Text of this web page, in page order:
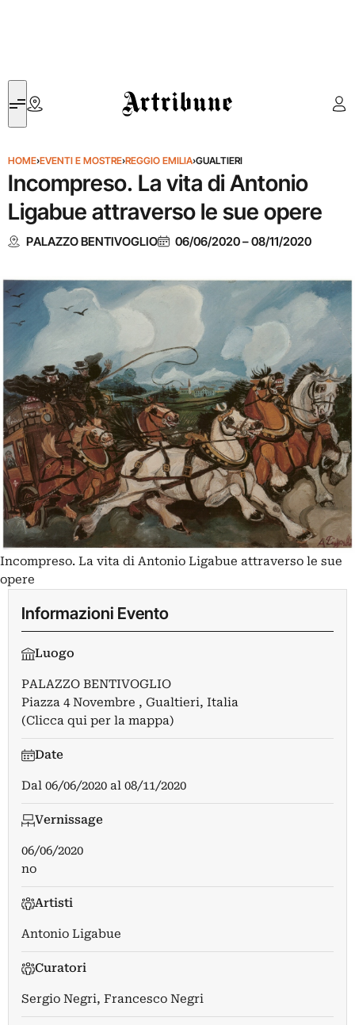
Artribune
HOME›EVENTI E MOSTRE›REGGIO EMILIA›GUALTIERI
Incompreso. La vita di Antonio
Ligabue attraverso le sue opere
PALAZZO BENTIVOGLIO 06/06/2020–08/11/2020
Incompreso. La vita di Antonio Ligabue attraverso le sue
opere
Informazioni Evento
Luogo
PALAZZO BENTIVOGLIO
Piazza 4 Novembre , Gualtieri, Italia
(Clicca qui per la mappa)
Date
Dal 06/06/2020 al 08/11/2020
Vernissage
06/06/2020
no
Artisti
Antonio Ligabue
Curatori
Sergio Negri, Francesco Negri